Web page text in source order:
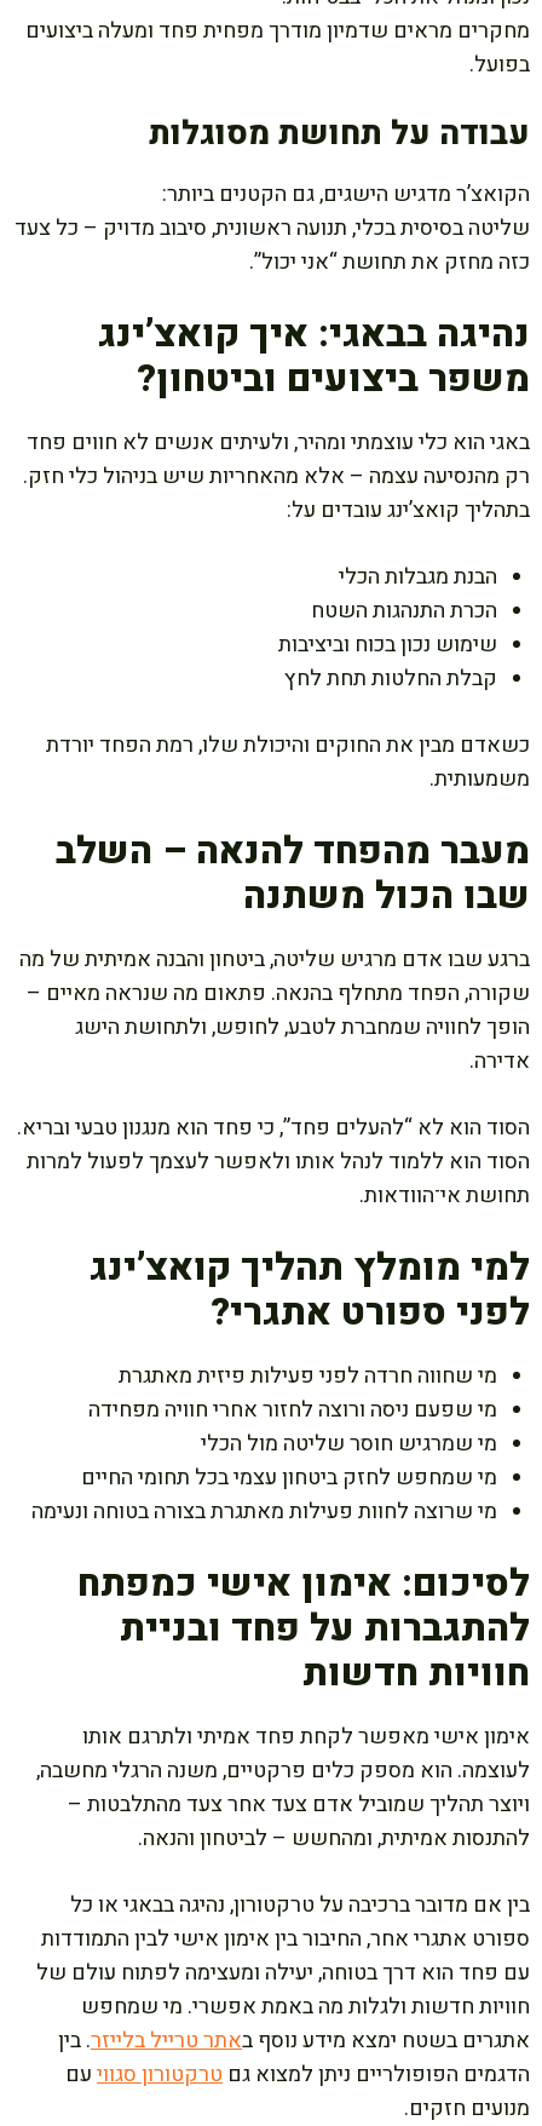
מחקרים מראים שדמיון מודרך מפחית פחד ומעלה ביצועים
בפועל.
עבודה על תחושת מסוגלות
הקואצ’ר מדגיש הישגים, גם הקטנים ביותר:
שליטה בסיסית בכלי, תנועה ראשונית, סיבוב מדויק – כל צעד
כזה מחזק את תחושת “אני יכול”.
נהיגה בבאגי: איך קואצ’ינג
משפר ביצועים וביטחון?
באגי הוא כלי עוצמתי ומהיר, ולעיתים אנשים לא חווים פחד
רק מהנסיעה עצמה – אלא מהאחריות שיש בניהול כלי חזק.
בתהליך קואצ’ינג עובדים על:
הבנת מגבלות הכלי
הכרת התנהגות השטח
שימוש נכון בכוח וביציבות
קבלת החלטות תחת לחץ
כשאדם מבין את החוקים והיכולת שלו, רמת הפחד יורדת
משמעותית.
מעבר מהפחד להנאה – השלב
שבו הכול משתנה
ברגע שבו אדם מרגיש שליטה, ביטחון והבנה אמיתית של מה
שקורה, הפחד מתחלף בהנאה. פתאום מה שנראה מאיים –
הופך לחוויה שמחברת לטבע, לחופש, ולתחושת הישג
אדירה.
הסוד הוא לא “להעלים פחד”, כי פחד הוא מנגנון טבעי ובריא.
הסוד הוא ללמוד לנהל אותו ולאפשר לעצמך לפעול למרות
תחושת אי־הוודאות.
למי מומלץ תהליך קואצ’ינג
לפני ספורט אתגרי?
מי שחווה חרדה לפני פעילות פיזית מאתגרת
מי שפעם ניסה ורוצה לחזור אחרי חוויה מפחידה
מי שמרגיש חוסר שליטה מול הכלי
מי שמחפש לחזק ביטחון עצמי בכל תחומי החיים
מי שרוצה לחוות פעילות מאתגרת בצורה בטוחה ונעימה
לסיכום: אימון אישי כמפתח
להתגברות על פחד ובניית
חוויות חדשות
אימון אישי מאפשר לקחת פחד אמיתי ולתרגם אותו
לעוצמה. הוא מספק כלים פרקטיים, משנה הרגלי מחשבה,
ויוצר תהליך שמוביל אדם צעד אחר צעד מהתלבטות –
להתנסות אמיתית, ומהחשש – לביטחון והנאה.
בין אם מדובר ברכיבה על טרקטורון, נהיגה בבאגי או כל
ספורט אתגרי אחר, החיבור בין אימון אישי לבין התמודדות
עם פחד הוא דרך בטוחה, יעילה ומעצימה לפתוח עולם של
חוויות חדשות ולגלות מה באמת אפשרי. מי שמחפש
אתגרים בשטח ימצא מידע נוסף באתר טרייל בלייזר.בין
הדגמים הפופולריים ניתן למצוא גם טרקטורון סגוויעם
מנועים חזקים.